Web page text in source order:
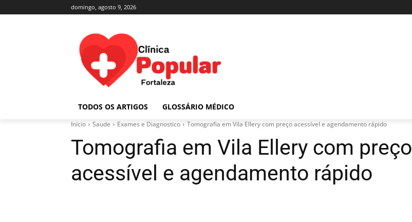
domingo, agosto 9, 2026
TODOS OS ARTIGOS GLOSSÁRIO MÉDICO
Início Saude Exames e Diagnostico Tomografia em Vila Ellery com preço acessível e agendamento rápido
Tomografia em Vila Ellery com preço
acessível e agendamento rápido